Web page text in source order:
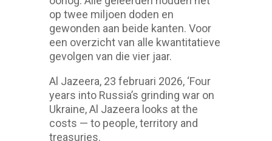
op twee miljoen doden en
gewonden aan beide kanten. Voor
een overzicht van alle kwantitatieve
gevolgen van die vier jaar.
Al Jazeera, 23 februari 2026, ‘Four
years into Russia’s grinding war on
Ukraine, Al Jazeera looks at the
costs — to people, territory and
treasuries.